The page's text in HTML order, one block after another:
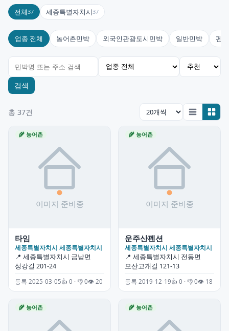
전체37 세종특별자치시37
업종 전체 농어촌민박 외국인관광도시민박 일반민박 펜션
검색
총 37건
🌾 농어촌
타임
세종특별자치시 세종특별자치시
📍 세종특별자치시 금남면
성강길 201-24
등록 2025-03-05👍 0 · 👎 0👁 20
🌾 농어촌
운주산펜션
세종특별자치시 세종특별자치시
📍 세종특별자치시 전동면
모산고개길 121-13
등록 2019-12-19👍 0 · 👎 0👁 18
🌾 농어촌 🌾 농어촌